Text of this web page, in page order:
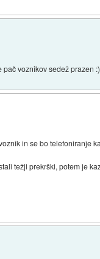
voznikov sedež prazen :)
in se bo telefoniranje
težji prekrški, potem je